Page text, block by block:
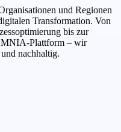
und Regionen
Transformation. Von
bis zur
Plattform – wir
nachhaltig.